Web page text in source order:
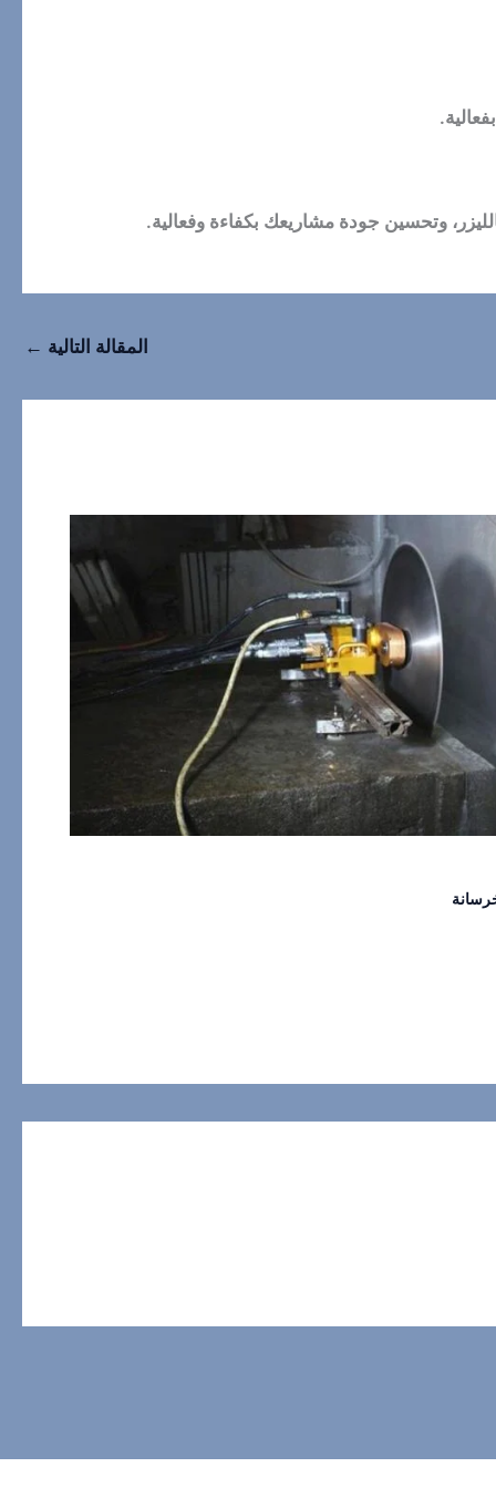
وتحسين جودة مشاريعك بكفاءة وفعالية.
المقالة التالية ←